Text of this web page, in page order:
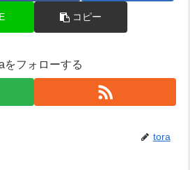
コピー
をフォローする
tora